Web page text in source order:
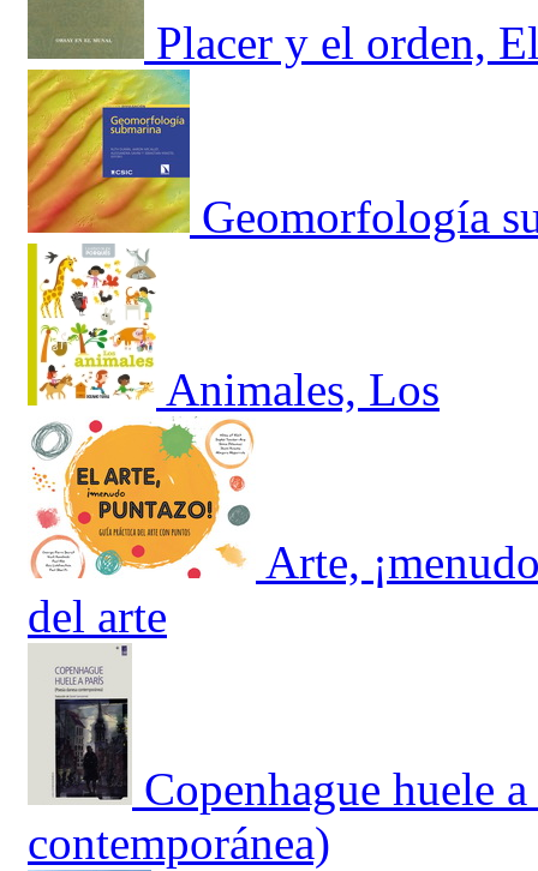
Placer y el orden,
Geomorfología
Animales, Los
Arte,
del arte
Copenhague huele
contemporánea)